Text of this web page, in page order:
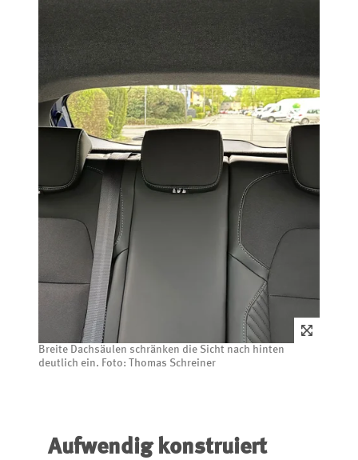
Breite Dachsäulen schränken die Sicht nach hinten
deutlich ein. Foto: Thomas Schreiner
Aufwendig konstruiert